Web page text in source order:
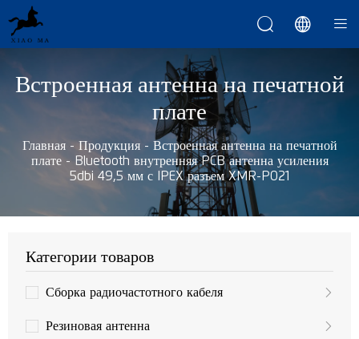
  
Встроенная антенна на печатной
плате
Главная- Продукция- Встроенная антенна на печатной
плате- Bluetooth внутренняя PCB антенна усиления
5dbi 49,5 мм с IPEX разъем XMR-P021
Категории товаров
Сборка радиочастотного кабеля
Резиновая антенна